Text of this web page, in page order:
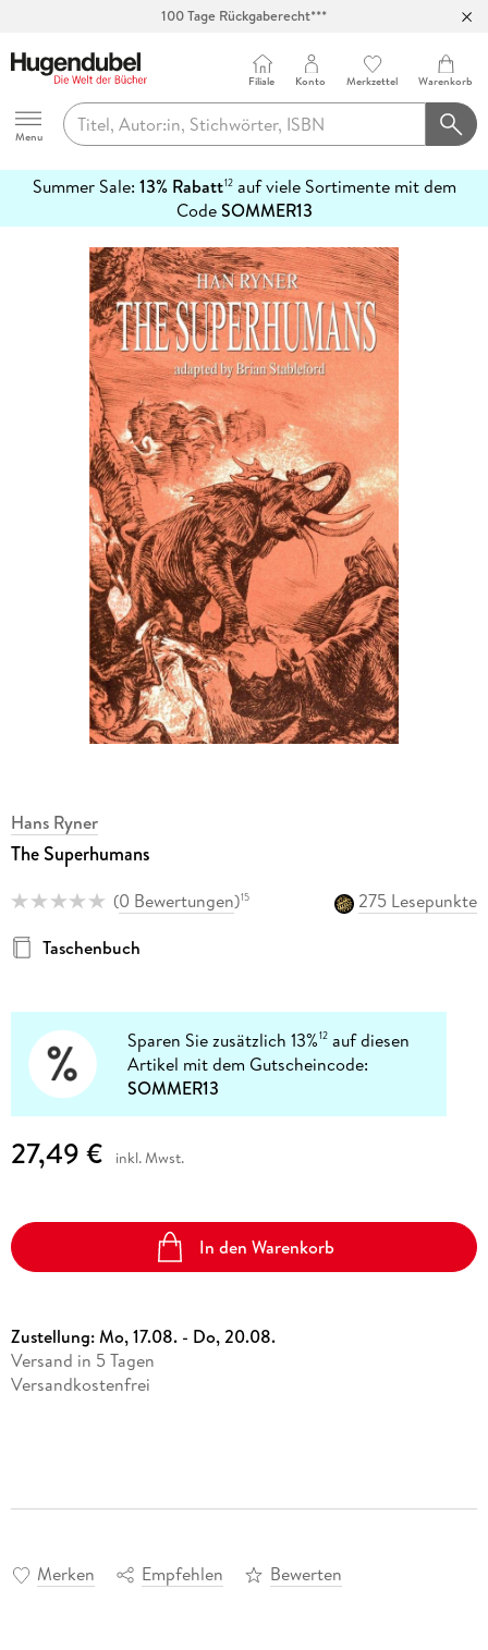
100 Tage Rückgaberecht***
Hugendubel
Menu
Filiale Konto Merkzettel Warenkorb
Summer Sale: 13% Rabatt12auf viele Sortimente mit dem
CodeSOMMER13
erfahren
Hans Ryner
The Superhumans
(0 Bewertungen)15
275 Lesepunkte
Taschenbuch
Sparen Sie zusätzlich 13%12 auf diesen
Artikel mit dem Gutscheincode:
SOMMER13
27,49 € inkl. Mwst.
In den Warenkorb
Zustellung:Mo, 17.08. - Do, 20.08.
Versand in 5 Tagen
Versandkostenfrei
Merken Empfehlen Bewerten